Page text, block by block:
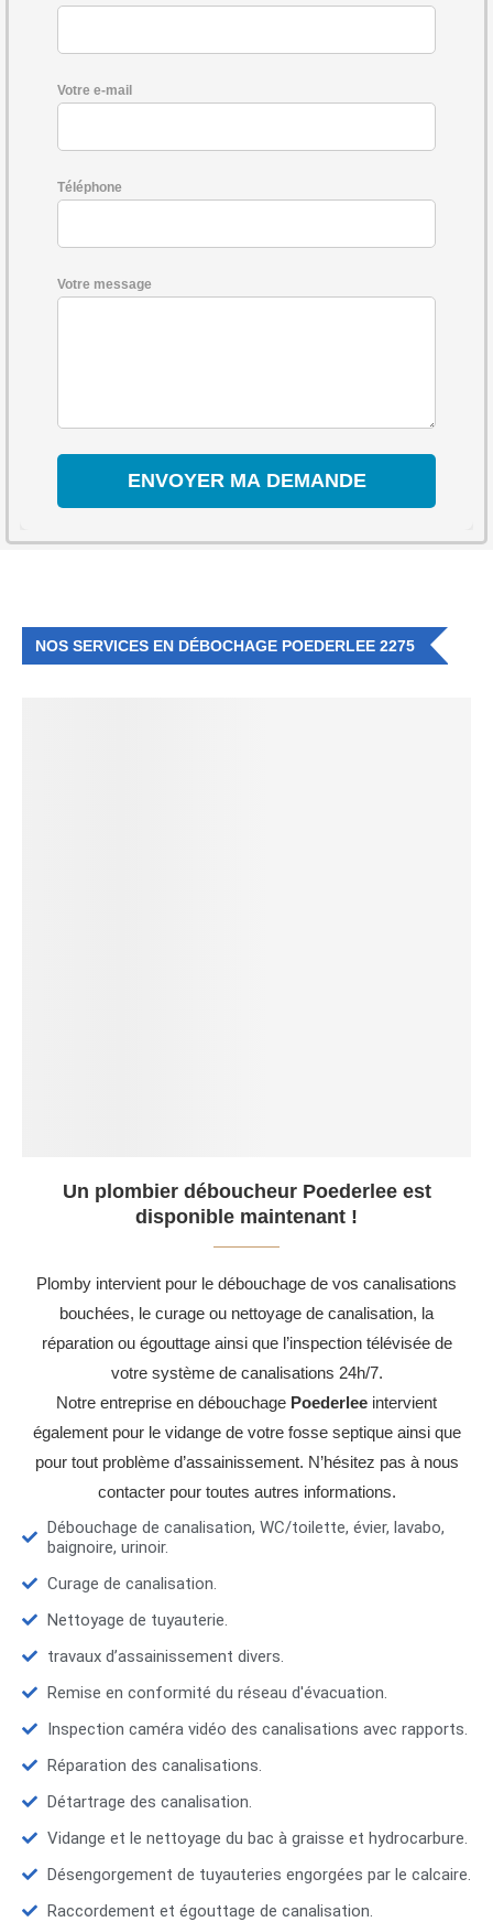
Votre e-mail
Téléphone
Votre message
NOS SERVICES EN DÉBOCHAGE POEDERLEE 2275
Un plombier déboucheur Poederlee est
disponible maintenant !
Plomby intervient pour le débouchage de vos canalisations
bouchées, le curage ou nettoyage de canalisation, la
réparation ou égouttage ainsi que l’inspection télévisée de
votre système de canalisations 24h/7.
Notre entreprise en débouchage Poederlee intervient
également pour le vidange de votre fosse septique ainsi que
pour tout problème d’assainissement. N’hésitez pas à nous
contacter pour toutes autres informations.
Débouchage de canalisation, WC/toilette, évier, lavabo,
baignoire, urinoir.
Curage de canalisation.
Nettoyage de tuyauterie.
travaux d’assainissement divers.
Remise en conformité du réseau d'évacuation.
Inspection caméra vidéo des canalisations avec rapports.
Réparation des canalisations.
Détartrage des canalisation.
Vidange et le nettoyage du bac à graisse et hydrocarbure.
Désengorgement de tuyauteries engorgées par le calcaire.
Raccordement et égouttage de canalisation.